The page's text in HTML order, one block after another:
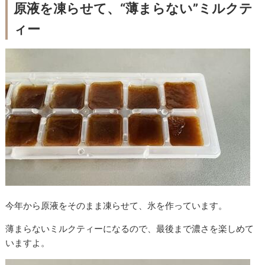
原液を凍らせて、“薄まらない”ミルクテ
ィー
今年から原液をそのまま凍らせて、氷を作っています。
薄まらないミルクティーになるので、最後まで濃さを楽しめて
いますよ。